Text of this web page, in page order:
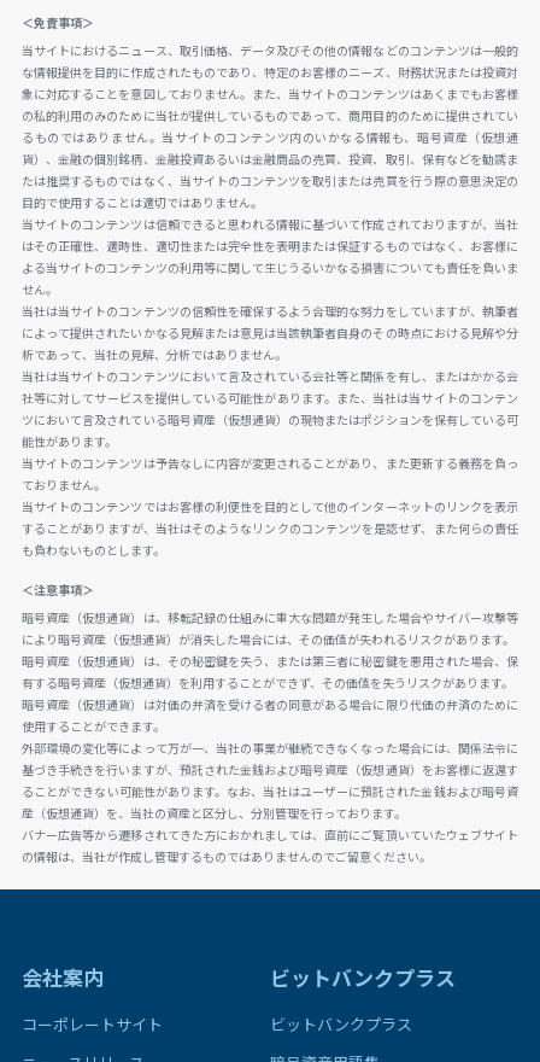
＜免責事項＞
当サイトにおけるニュース、取引価格、データ及びその他の情報などのコンテンツは一般的
な情報提供を目的に作成されたものであり、特定のお客様のニーズ、財務状況または投資対
象に対応することを意図しておりません。また、当サイトのコンテンツはあくまでもお客様
の私的利用のみのために当社が提供しているものであって、商用目的のために提供されてい
るものではありません。当サイトのコンテンツ内のいかなる情報も、暗号資産（仮想通
貨）、金融の個別銘柄、金融投資あるいは金融商品の売買、投資、取引、保有などを勧誘ま
たは推奨するものではなく、当サイトのコンテンツを取引または売買を行う際の意思決定の
目的で使用することは適切ではありません。
当サイトのコンテンツは信頼できると思われる情報に基づいて作成されておりますが、当社
はその正確性、適時性、適切性または完全性を表明または保証するものではなく、お客様に
よる当サイトのコンテンツの利用等に関して生じうるいかなる損害についても責任を負いま
せん。
当社は当サイトのコンテンツの信頼性を確保するよう合理的な努力をしていますが、執筆者
によって提供されたいかなる見解または意見は当該執筆者自身のその時点における見解や分
析であって、当社の見解、分析ではありません。
当社は当サイトのコンテンツにおいて言及されている会社等と関係を有し、またはかかる会
社等に対してサービスを提供している可能性があります。また、当社は当サイトのコンテン
ツにおいて言及されている暗号資産（仮想通貨）の現物またはポジションを保有している可
能性があります。
当サイトのコンテンツは予告なしに内容が変更されることがあり、また更新する義務を負っ
ておりません。
当サイトのコンテンツではお客様の利便性を目的として他のインターネットのリンクを表示
することがありますが、当社はそのようなリンクのコンテンツを是認せず、また何らの責任
も負わないものとします。
＜注意事項＞
暗号資産（仮想通貨）は、移転記録の仕組みに重大な問題が発生した場合やサイバー攻撃等
により暗号資産（仮想通貨）が消失した場合には、その価値が失われるリスクがあります。
暗号資産（仮想通貨）は、その秘密鍵を失う、または第三者に秘密鍵を悪用された場合、保
有する暗号資産（仮想通貨）を利用することができず、その価値を失うリスクがあります。
暗号資産（仮想通貨）は対価の弁済を受ける者の同意がある場合に限り代価の弁済のために
使用することができます。
外部環境の変化等によって万が一、当社の事業が継続できなくなった場合には、関係法令に
基づき手続きを行いますが、預託された金銭および暗号資産（仮想通貨）をお客様に返還す
ることができない可能性があります。なお、当社はユーザーに預託された金銭および暗号資
産（仮想通貨）を、当社の資産と区分し、分別管理を行っております。
バナー広告等から遷移されてきた方におかれましては、直前にご覧頂いていたウェブサイト
の情報は、当社が作成し管理するものではありませんのでご留意ください。
会社案内
コーポレートサイト
ビットバンクプラス
ビットバンクプラス